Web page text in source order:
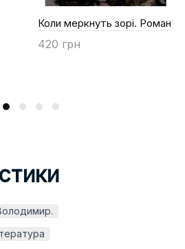
Коли меркнуть зорі. Роман
420 грн